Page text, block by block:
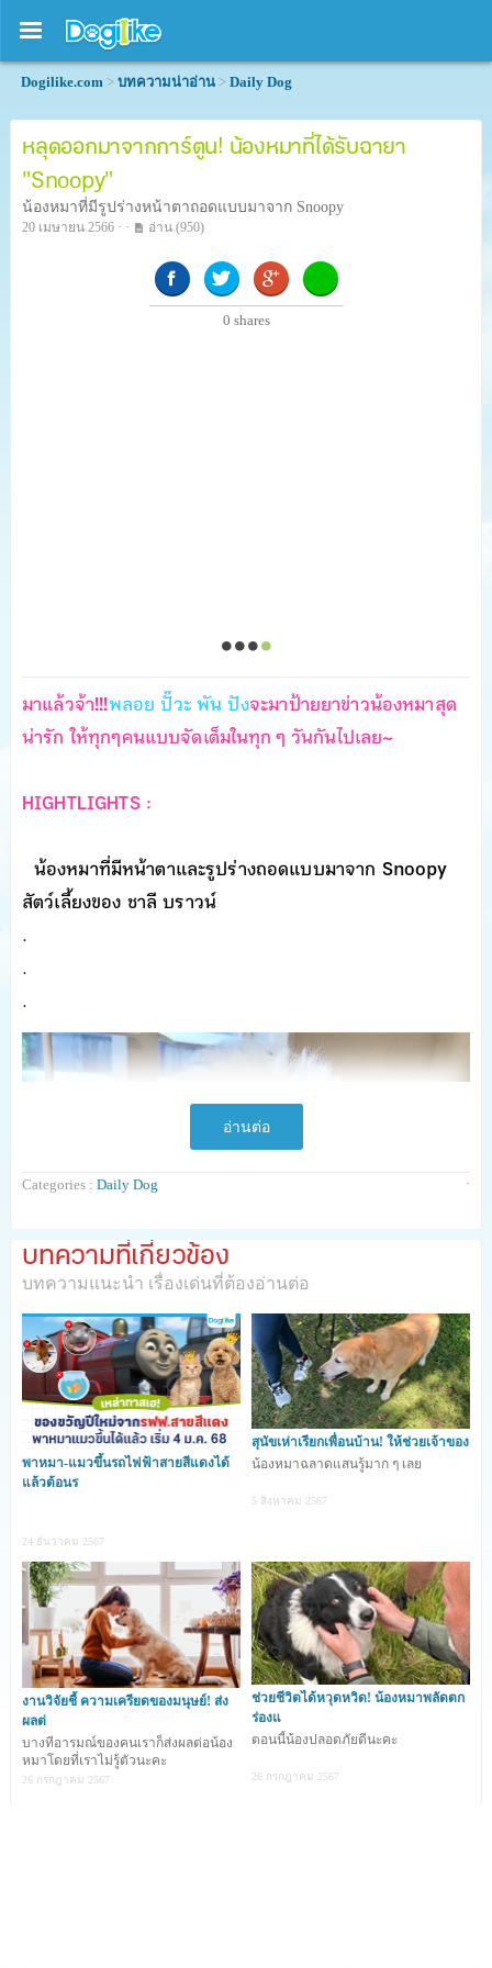
Dogilike.com > บทความน่าอ่าน > Daily Dog
หลุดออกมาจากการ์ตูน! น้องหมาที่ได้รับฉายา
"Snoopy"
น้องหมาที่มีรูปร่างหน้าตาถอดแบบมาจาก Snoopy
20 เมษายน 2566 · · อ่าน (950)
0 shares
มาแล้วจ้า!!!พลอย ปั๊วะ พัน ปังจะมาป้ายยาข่าวน้องหมาสุด
น่ารัก ให้ทุกๆคนแบบจัดเต็มในทุก ๆ วันกันไปเลย~
HIGHTLIGHTS :
น้องหมาที่มีหน้าตาและรูปร่างถอดแบบมาจาก Snoopy
สัตว์เลี้ยงของ ชาลี บราวน์
.
.
.
อ่านต่อ
Categories : Daily Dog ·
บทความที่เกี่ยวข้อง
บทความแนะนำ เรื่องเด่นที่ต้องอ่านต่อ
พาหมา-แมวขึ้นรถไฟฟ้าสายสีแดงได้
แล้วต้อนร
24 ธันวาคม 2567
สุนัขเห่าเรียกเพื่อนบ้าน! ให้ช่วยเจ้าของ
น้องหมาฉลาดแสนรู้มาก ๆ เลย
5 สิงหาคม 2567
งานวิจัยชี้ ความเครียดของมนุษย์! ส่ง
ผลต่
บางทีอารมณ์ของคนเราก็ส่งผลต่อน้อง
หมาโดยที่เราไม่รู้ตัวนะคะ
26 กรกฎาคม 2567
ช่วยชีวิตได้หวุดหวิด! น้องหมาพลัดตก
ร่องแ
ตอนนี้น้องปลอดภัยดีนะคะ
26 กรกฎาคม 2567